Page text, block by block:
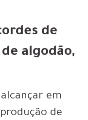
de
algodão,
alcançar em
de